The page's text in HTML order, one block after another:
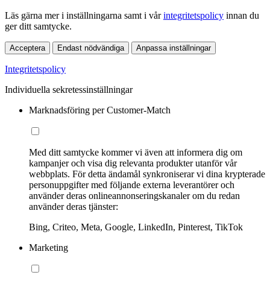
Läs gärna mer i inställningarna samt i vårintegritetspolicy innan du
ger ditt samtycke.
Acceptera Endast nödvändiga Anpassa inställningar
Integritetspolicy
Individuella sekretessinställningar
Marknadsföring per Customer-Match
Med ditt samtycke kommer vi även att informera dig om
kampanjer och visa dig relevanta produkter utanför vår
webbplats. För detta ändamål synkroniserar vi dina krypterade
personuppgifter med följande externa leverantörer och
använder deras onlineannonseringskanaler om du redan
använder deras tjänster:
Bing, Criteo, Meta, Google, LinkedIn, Pinterest, TikTok
Marketing